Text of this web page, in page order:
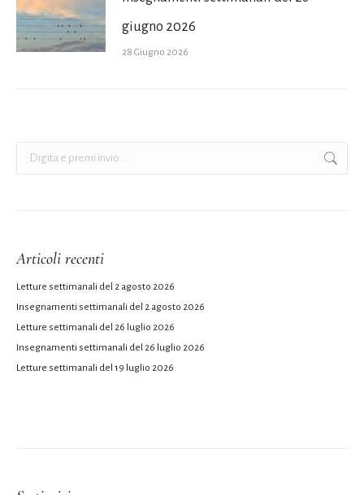
giugno 2026
28 Giugno 2026
Articoli recenti
Letture settimanali del 2 agosto 2026
Insegnamenti settimanali del 2 agosto 2026
Letture settimanali del 26 luglio 2026
Insegnamenti settimanali del 26 luglio 2026
Letture settimanali del 19 luglio 2026